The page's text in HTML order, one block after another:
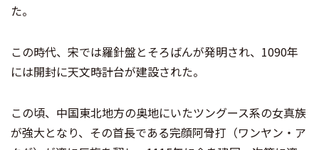
た。
この時代、宋では羅針盤とそろばんが発明され、1090年
には開封に天文時計台が建設された。
この頃、中国東北地方の奥地にいたツングース系の女真族
が強大となり、その首長である完顔阿骨打（ワンヤン・ア